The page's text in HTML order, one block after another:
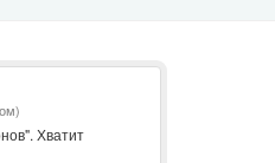
Хватит